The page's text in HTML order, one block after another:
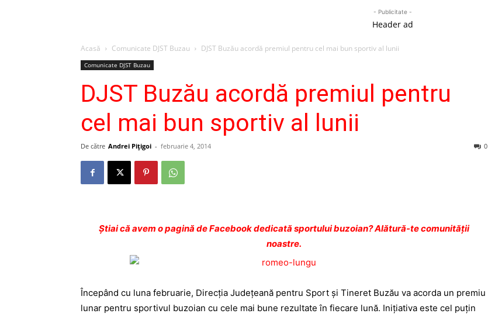
- Publicitate -
Header ad
Acasă Comunicate DJST Buzau DJST Buzău acordă premiul pentru cel mai bun sportiv al lunii
Comunicate DJST Buzau
DJST Buzău acordă premiul pentru
cel mai bun sportiv al lunii
De către Andrei Pițigoi - februarie 4, 2014 0
Ştiai că avem o pagină de Facebook dedicată sportului buzoian? Alătură-te comunității
noastre.
Începând cu luna februarie, Direcţia Judeţeană pentru Sport şi Tineret Buzău va acorda un premiu
lunar pentru sportivul buzoian cu cele mai bune rezultate în fiecare lună. Iniţiativa este cel puţin